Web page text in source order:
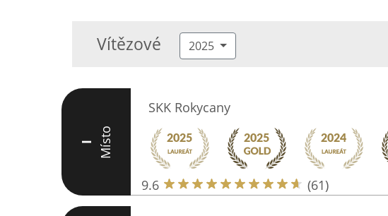
Vítězové 2025
I Místo
SKK Rokycany
9.6 (61)